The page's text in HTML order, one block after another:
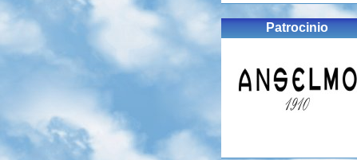
Patrocinio